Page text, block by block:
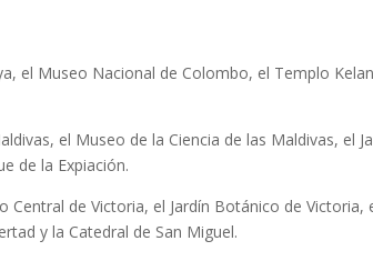
el Museo Nacional de Colombo, el Templo
el Museo de la Ciencia de las Maldivas, el
de la Expiación.
Central de Victoria, el Jardín Botánico de Victoria,
y la Catedral de San Miguel.